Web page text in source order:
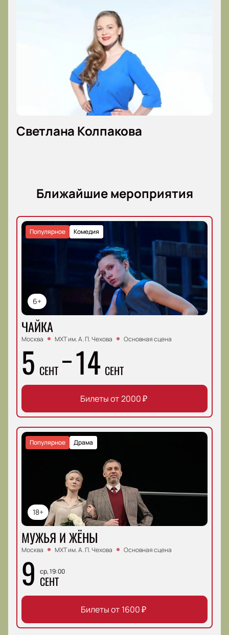
Никита Кобелев
Актёрский состав:Светлана Колпакова, Ульяна
Глушкова, Надежда Жарычева, Полина Романова,
Ксения Теплова, Елизавета Ермакова, Юлия Витрук,
Софья Шидловская, Артём Соколов, Авдотья
Сальникова, Василиса Иванова
Светлана Колпакова
Ближайшие мероприятия
6+
Комедия
Популярное
ЧАЙКА
Москва МХТ им. А. П. Чехова Основная сцена
5 СЕНТ 14 СЕНТ
Билеты от 2000₽
18+
Драма
Популярное
МУЖЬЯ И ЖЁНЫ
Москва МХТ им. А. П. Чехова Основная сцена
9 ср, 19:00
СЕНТ
Билеты от 1600₽